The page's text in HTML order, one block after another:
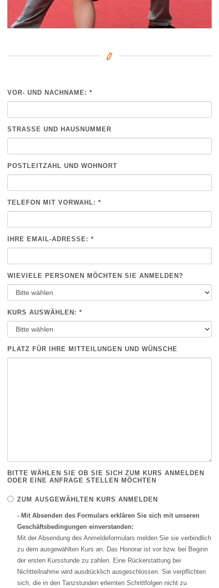
VOR- UND NACHNAME: *
STRASSE UND HAUSNUMMER
POSTLEITZAHL UND WOHNORT
TELEFON MIT VORWAHL: *
IHRE EMAIL-ADRESSE: *
WIEVIELE PERSONEN MÖCHTEN SIE ANMELDEN?
KURS AUSWÄHLEN: *
PLATZ FÜR IHRE MITTEILUNGEN UND WÜNSCHE
BITTE WÄHLEN SIE OB SIE SICH ZUM KURS ANMELDEN
ODER EINE ANFRAGE STELLEN MÖCHTEN
ZUM AUSGEWÄHLTEN KURS ANMELDEN
- Mit Absenden des Formulars erklären Sie sich mit unseren
Geschäftsbedingungen einverstanden:
Mit der Absendung des Anmeldeformulars melden Sie sie verbindlich
zu dem ausgewählten Kurs an. Das Honorar ist vor bzw. bei Beginn
der ersten Kursstunde zu zahlen. Eine Rückerstattung bei
Nichtteilnahme wird ausdrücklich ausgeschlossen. Sie verpflichten
sich, die in den Tanzstunden erlernten Schrittfolgen nicht zu
BITTE NICHT AUSFÜLLEN.